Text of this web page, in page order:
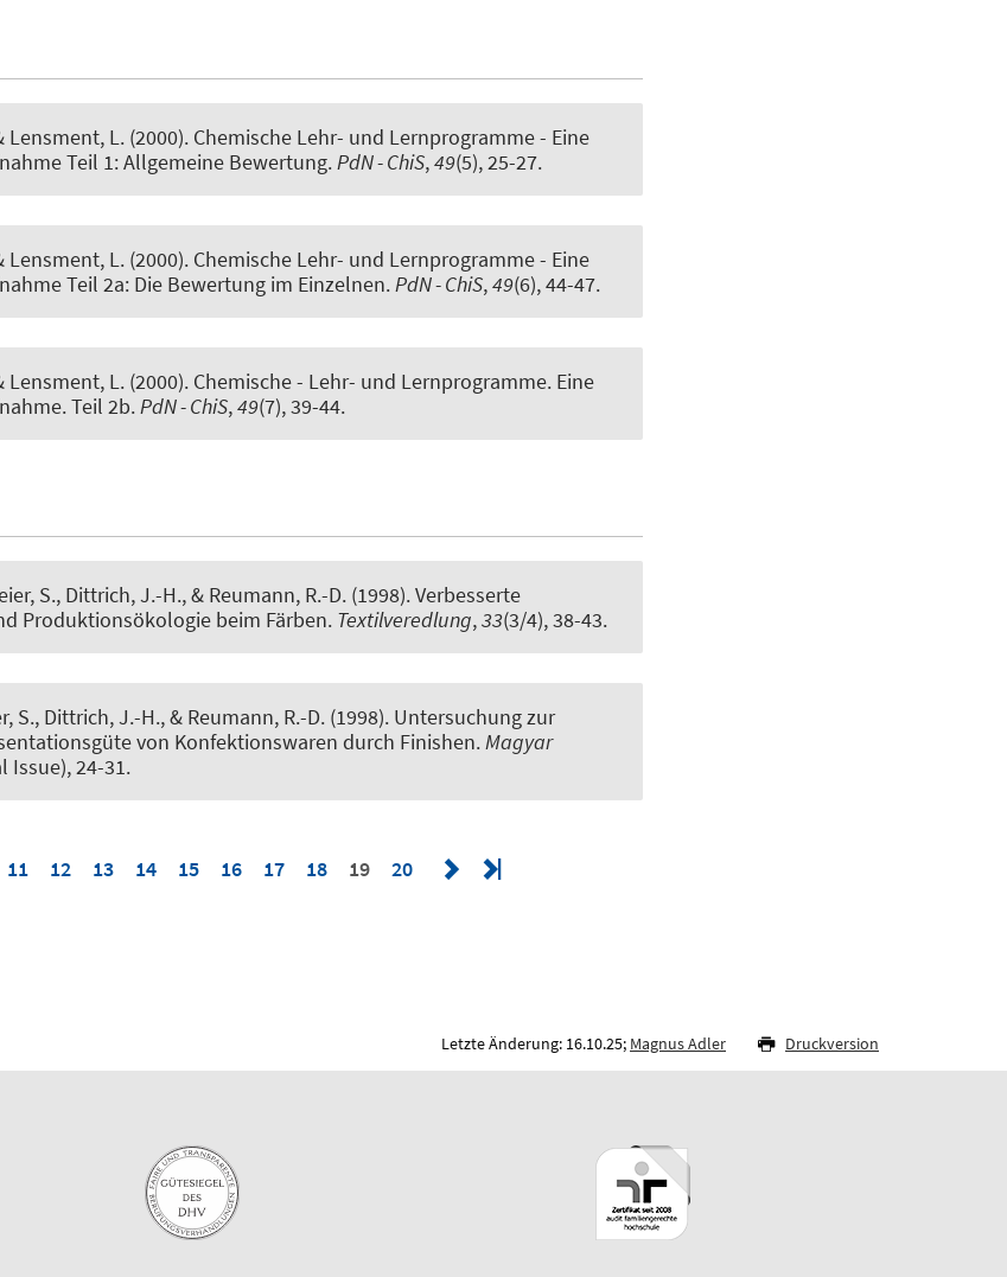
Lensment, L. (2000). Chemische Lehr- und Lernprogramme - Eine
Teil 1: Allgemeine Bewertung. PdN - ChiS,49(5), 25-27.
Lensment, L. (2000). Chemische Lehr- und Lernprogramme - Eine
Teil 2a: Die Bewertung im Einzelnen.PdN - ChiS,49(6), 44-47.
Lensment, L. (2000). Chemische - Lehr- und Lernprogramme. Eine
Teil 2b.PdN - ChiS,49(7), 39-44.
S., Dittrich, J.-H., & Reumann, R.-D. (1998).Verbesserte
Produktionsökologie beim Färben. Textilveredlung,33(3/4), 38-43.
S., Dittrich, J.-H., & Reumann, R.-D. (1998). Untersuchung zur
von Konfektionswaren durch Finishen.Magyar
Issue), 24-31.
11 12 13 14 15 16 17 18 19 20
Letzte Änderung: 16.10.25; Magnus Adler Druckversion